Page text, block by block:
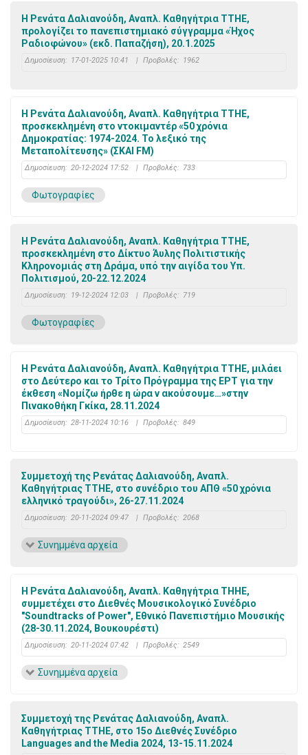
Η Ρενάτα Δαλιανούδη, Αναπλ. Καθηγήτρια ΤΤΗΕ,
προλογίζει το πανεπιστημιακό σύγγραμμα «Ήχος
Ραδιοφώνου» (εκδ. Παπαζήση), 20.1.2025
Δημοσίευση: 17-01-2025 10:41 | Προβολές: 1962
Η Ρενάτα Δαλιανούδη, Αναπλ. Καθηγήτρια ΤΤΗΕ,
προσκεκλημένη στο ντοκιμαντέρ «50 χρόνια
Δημοκρατίας: 1974-2024. Το λεξικό της
Μεταπολίτευσης» (ΣΚΑΙ FM)
Δημοσίευση: 20-12-2024 17:52 | Προβολές: 733
Φωτογραφίες
Η Ρενάτα Δαλιανούδη, Αναπλ. Καθηγήτρια ΤΤΗΕ,
προσκεκλημένη στο Δίκτυο Άυλης Πολιτιστικής
Κληρονομιάς στη Δράμα, υπό την αιγίδα του Υπ.
Πολιτισμού, 20-22.12.2024
Δημοσίευση: 19-12-2024 12:03 | Προβολές: 719
Φωτογραφίες
Η Ρενάτα Δαλιανούδη, Αναπλ. Καθηγήτρια ΤΤΗΕ, μιλάει
στο Δεύτερο και το Τρίτο Πρόγραμμα της ΕΡΤ για την
έκθεση «Νομίζω ήρθε η ώρα ν ακούσουμε…»στην
Πινακοθήκη Γκίκα, 28.11.2024
Δημοσίευση: 28-11-2024 10:16 | Προβολές: 849
Συμμετοχή της Ρενάτας Δαλιανούδη, Αναπλ.
Καθηγήτριας ΤΤΗΕ, στο συνέδριο του ΑΠΘ «50 χρόνια
ελληνικό τραγούδι», 26-27.11.2024
Δημοσίευση: 20-11-2024 09:47 | Προβολές: 2068
Συνημμένα αρχεία
H Ρενάτα Δαλιανούδη, Αναπλ. Καθηγήτρια ΤΗΗΕ,
συμμετέχει στο Διεθνές Μουσικολογικό Συνέδριο
"Soundtracks of Power", Εθνικό Πανεπιστήμιο Μουσικής
(28-30.11.2024, Βουκουρέστι)
Δημοσίευση: 20-11-2024 07:42 | Προβολές: 2549
Συνημμένα αρχεία
Συμμετοχή της Ρενάτας Δαλιανούδη, Αναπλ.
Καθηγήτριας ΤΤΗΕ, στο 15ο Διεθνές Συνέδριο
Languages and the Media 2024, 13-15.11.2024